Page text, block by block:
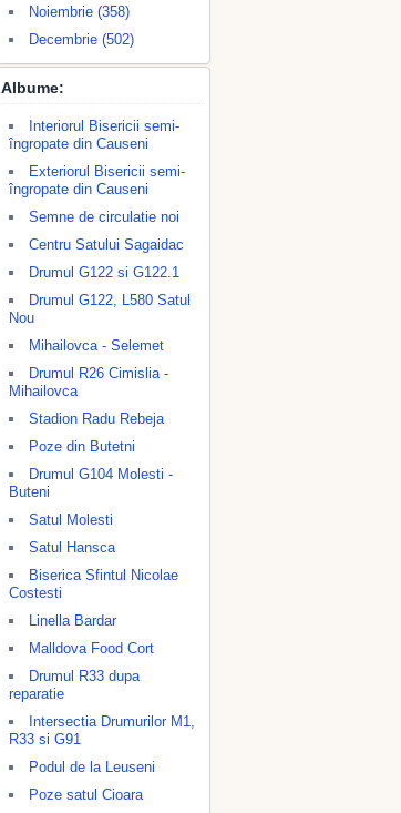
Noiembrie (358)
Decembrie (502)
Albume:
Interiorul Bisericii semi-
îngropate din Causeni
Exteriorul Bisericii semi-
îngropate din Causeni
Semne de circulatie noi
Centru Satului Sagaidac
Drumul G122 si G122.1
Drumul G122, L580 Satul
Nou
Mihailovca - Selemet
Drumul R26 Cimislia -
Mihailovca
Stadion Radu Rebeja
Poze din Butetni
Drumul G104 Molesti -
Buteni
Satul Molesti
Satul Hansca
Biserica Sfintul Nicolae
Costesti
Linella Bardar
Malldova Food Cort
Drumul R33 dupa
reparatie
Intersectia Drumurilor M1,
R33 si G91
Podul de la Leuseni
Poze satul Cioara